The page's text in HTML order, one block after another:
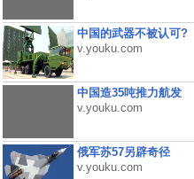
中国的武器不被认可?
v.youku.com
中国造35吨推力航发
v.youku.com
俄军苏57另辟奇径
v.youku.com